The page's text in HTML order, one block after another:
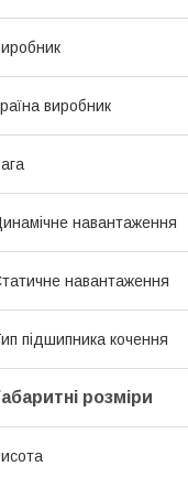
виробник
навантаження
навантаження
підшипника кочення
розміри